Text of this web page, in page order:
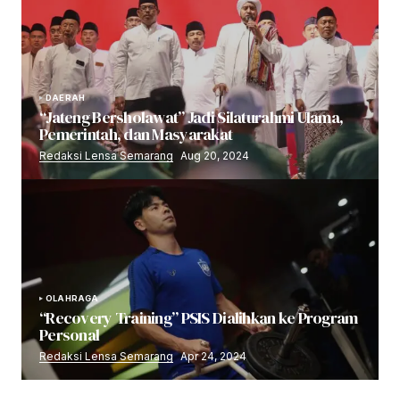
DAERAH
“Jateng Bersholawat” Jadi Silaturahmi Ulama,
Pemerintah, dan Masyarakat
Redaksi Lensa Semarang Aug 20, 2024
OLAHRAGA
“Recovery Training” PSIS Dialihkan ke Program
Personal
Redaksi Lensa Semarang Apr 24, 2024